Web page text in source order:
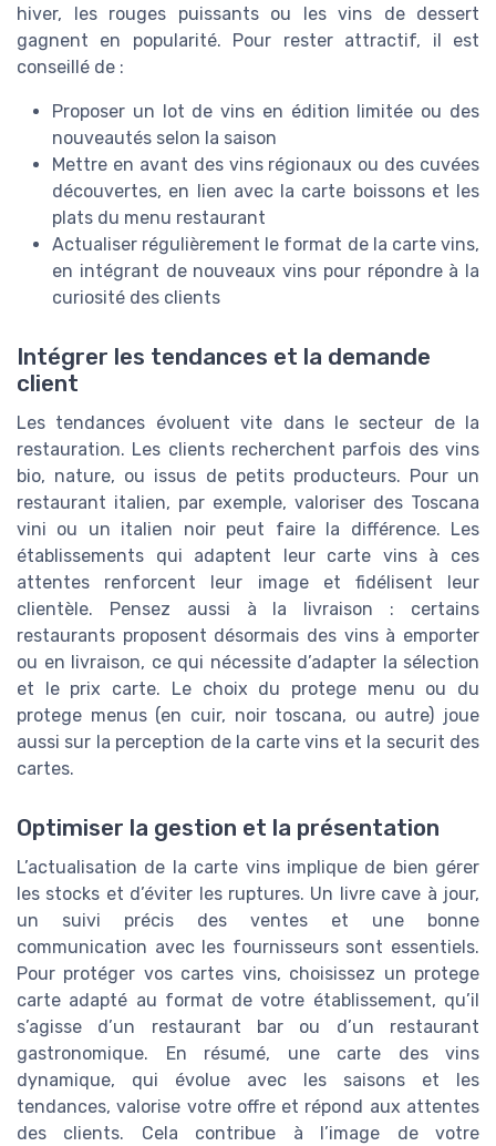
hiver, les rouges puissants ou les vins de dessert
gagnent en popularité. Pour rester attractif, il est
conseillé de :
Proposer un lot de vins en édition limitée ou des
nouveautés selon la saison
Mettre en avant des vins régionaux ou des cuvées
découvertes, en lien avec la carte boissons et les
plats du menu restaurant
Actualiser régulièrement le format de la carte vins,
en intégrant de nouveaux vins pour répondre à la
curiosité des clients
Intégrer les tendances et la demande
client
Les tendances évoluent vite dans le secteur de la
restauration. Les clients recherchent parfois des vins
bio, nature, ou issus de petits producteurs. Pour un
restaurant italien, par exemple, valoriser des Toscana
vini ou un italien noir peut faire la différence. Les
établissements qui adaptent leur carte vins à ces
attentes renforcent leur image et fidélisent leur
clientèle. Pensez aussi à la livraison : certains
restaurants proposent désormais des vins à emporter
ou en livraison, ce qui nécessite d’adapter la sélection
et le prix carte. Le choix du protege menu ou du
protege menus (en cuir, noir toscana, ou autre) joue
aussi sur la perception de la carte vins et la securit des
cartes.
Optimiser la gestion et la présentation
L’actualisation de la carte vins implique de bien gérer
les stocks et d’éviter les ruptures. Un livre cave à jour,
un suivi précis des ventes et une bonne
communication avec les fournisseurs sont essentiels.
Pour protéger vos cartes vins, choisissez un protege
carte adapté au format de votre établissement, qu’il
s’agisse d’un restaurant bar ou d’un restaurant
gastronomique. En résumé, une carte des vins
dynamique, qui évolue avec les saisons et les
tendances, valorise votre offre et répond aux attentes
des clients. Cela contribue à l’image de votre